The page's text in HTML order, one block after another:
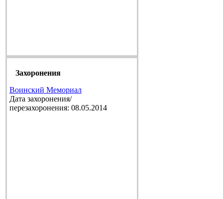
Захоронения
Воинский Мемориал
Дата захоронения/
перезахоронения: 08.05.2014